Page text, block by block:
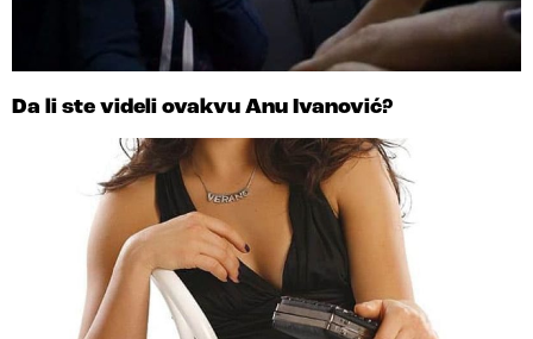
Da li ste videli ovakvu Anu Ivanović?